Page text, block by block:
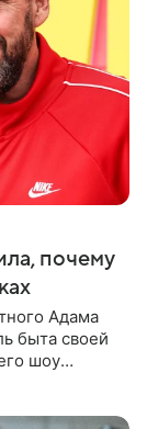
почему
Адама
быта своей
шоу